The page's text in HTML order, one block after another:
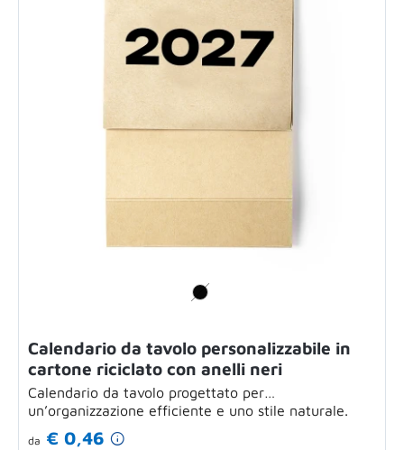
Calendario da tavolo personalizzabile in
cartone riciclato con anelli neri
Calendario da tavolo progettato per
un’organizzazione efficiente e uno stile naturale.
Realizzato...
da € 0,46